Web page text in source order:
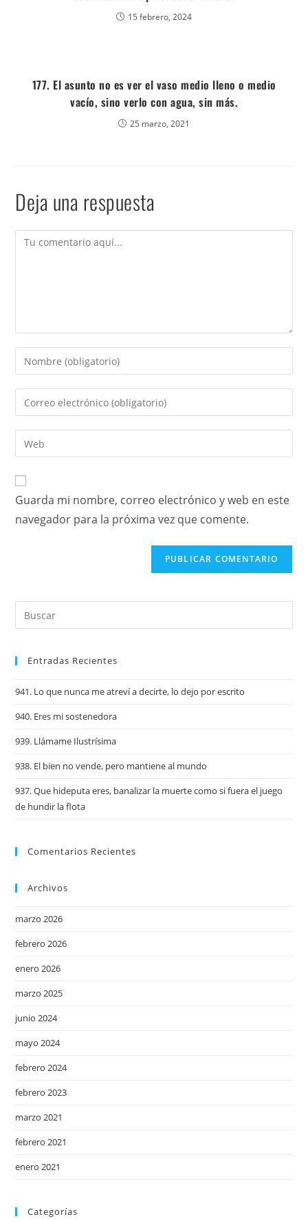
15 febrero, 2024
177. El asunto no es ver el vaso medio lleno o medio
vacío, sino verlo con agua, sin más.
25 marzo, 2021
Deja una respuesta
Guarda mi nombre, correo electrónico y web en este
navegador para la próxima vez que comente.
Entradas Recientes
941. Lo que nunca me atreví a decirte, lo dejo por escrito
940. Eres mi sostenedora
939. Llámame Ilustrísima
938. El bien no vende, pero mantiene al mundo
937. Que hideputa eres, banalizar la muerte como si fuera el juego
de hundir la flota
Comentarios Recientes
Archivos
marzo 2026
febrero 2026
enero 2026
marzo 2025
junio 2024
mayo 2024
febrero 2024
febrero 2023
marzo 2021
febrero 2021
enero 2021
Categorías